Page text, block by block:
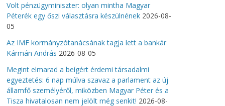
Volt pénzügyminiszter: olyan mintha Magyar
Péterék egy őszi választásra készülnének 2026-08-
05
Az IMF kormányzótanácsának tagja lett a bankár
Kármán András 2026-08-05
Megint elmarad a beígért érdemi társadalmi
egyeztetés: 6 nap múlva szavaz a parlament az új
államfő személyéről, miközben Magyar Péter és a
Tisza hivatalosan nem jelölt még senkit! 2026-08-